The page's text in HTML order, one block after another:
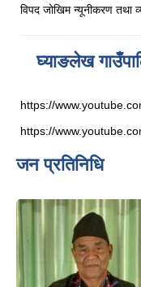
विपद जोखिम न्यूनीकरण तथा
घ्याङलेख
https://
https://
जन प्रतिनिधि